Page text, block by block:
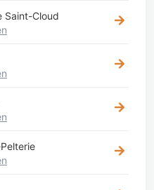
Saint-Cloud